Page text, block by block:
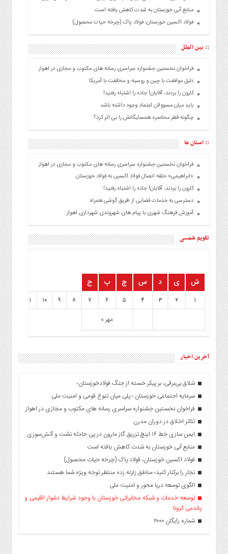
منابع آبی خوزستان به شدت کاهش یافته است
فولاد اکسین خوزستان، فولاد پاک (چرخه حیات محصول)
:: بین الملل
فراخوان نخستین جشنواره سراسری رسانه های مکتوب و مجازی در اهواز
دلیل موافقت با چین و روسیه؛ و مخالفت با آمریکا
کارون را بردند، آقایان! جاده را اشتباه رفتید!
باید میان مسوولان اعتماد وجود داشته باشد
چگونه قطر محاصره همسایگانش را بی اثر کرد؟
:: استان ها
فراخوان نخستین جشنواره سراسری رسانه های مکتوب و مجازی در اهواز
«ابراهیمی» حلقه اتصال فولاد اکسین به فولاد خوزستان
کارون را بردند، آقایان! جاده را اشتباه رفتید!
دسترسی به خدمات قضایی از طریق گوشی همراه
آموزش فرهنگ شهری با پیام های شهروندی شهرداری اهواز
تقویم شمسی
ش ی د س چ پ ج
مهر »
۱ ۲ ۳ ۴ ۵ ۶ ۷ ۸ ۹ ۱۰ ۱۱ ۱۲
آخرین اخبار
شلاق‌ بی‌برقی، بر پیکر خسته‌ از جنگ فولادخوزستان؛
سرمایه اجتماعی خوزستان ؛ پلی میان تنوع قومی و امنیت ملی
فراخوان نخستین جشنواره سراسری رسانه های مکتوب و مجازی در اهواز
تئاتر اخلاق در دوران مدرن
ایمن سازی خط ۱۶ اینچ تزریق گاز مارون در پی حادثه نشت و آتش‌سوزی
منابع آبی خوزستان به شدت کاهش یافته است
فولاد اکسین خوزستان، فولاد پاک (چرخه حیات محصول)
نجار را برکنار کنید؛ مناطق زلزله زده منتظر توجه ویژه شما هستند
الگوی توسعه دریا محور و امنیت ملی
توسعه خدمات و شبکه مخابراتی خوزستان با وجود شرایط دشوار اقلیمی و
پاندمی کرونا
شماره رایگان ۲۰۰۰